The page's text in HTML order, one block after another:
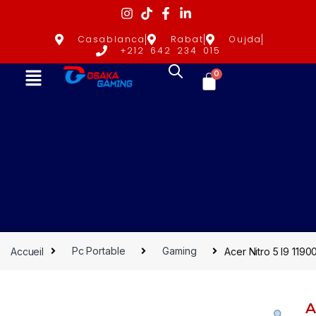
Casablanca Rabat
Oujda
+212 642 234 015
0
Accueil Pc Portable Gaming Acer Nitro 5 I9